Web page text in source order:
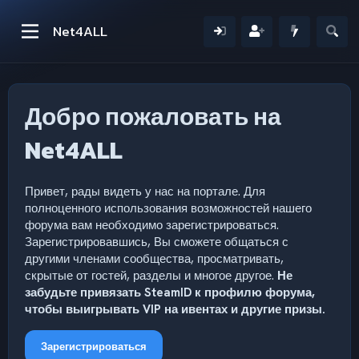
Net4ALL
Добро пожаловать на
Net4ALL
Привет, рады видеть у нас на портале. Для
полноценного использования возможностей нашего
форума вам необходимо зарегистрироваться.
Зарегистрировавшись, Вы сможете общаться с
другими членами сообщества, просматривать,
скрытые от гостей, разделы и многое другое. Не
забудьте привязать SteamID к профилю форума,
чтобы выигрывать VIP на ивентах и другие призы.
Зарегистрироваться